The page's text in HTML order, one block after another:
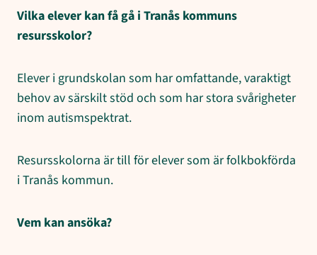
Vilka elever kan få gå i Tranås kommuns
resursskolor?
Elever i grundskolan som har omfattande, varaktigt
behov av särskilt stöd och som har stora svårigheter
inom autismspektrat.
Resursskolorna är till för elever som är folkbokförda
i Tranås kommun.
Vem kan ansöka?